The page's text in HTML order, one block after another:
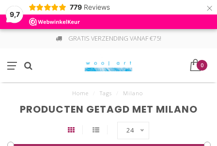
9,7
779 Reviews ×
GRATIS VERZENDING VANAF €75!
0
Home Tags Milano
PRODUCTEN GETAGD MET MILANO
24